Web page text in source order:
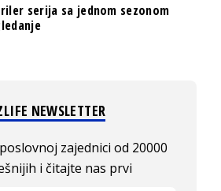
serija sa jednom sezonom
NEWSLETTER
zajednici od 20000
i čitajte nas prvi